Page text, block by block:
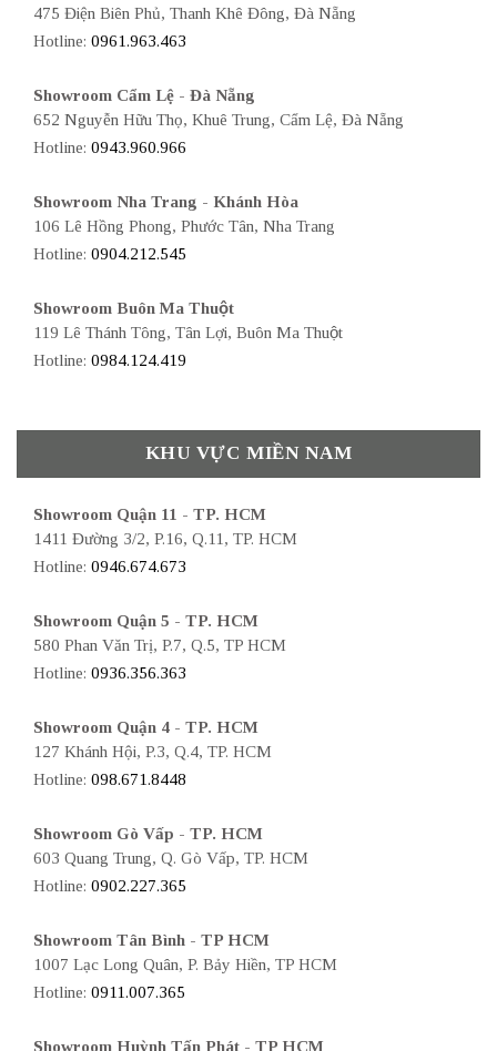
475 Điện Biên Phủ, Thanh Khê Đông, Đà Nẵng
Hotline: 0961.963.463
Showroom Cẩm Lệ - Đà Nẵng
652 Nguyễn Hữu Thọ, Khuê Trung, Cẩm Lệ, Đà Nẵng
Hotline: 0943.960.966
Showroom Nha Trang - Khánh Hòa
106 Lê Hồng Phong, Phước Tân, Nha Trang
Hotline: 0904.212.545
Showroom Buôn Ma Thuột
119 Lê Thánh Tông, Tân Lợi, Buôn Ma Thuột
Hotline: 0984.124.419
KHU VỰC MIỀN NAM
Showroom Quận 11 - TP. HCM
1411 Đường 3/2, P.16, Q.11, TP. HCM
Hotline: 0946.674.673
Showroom Quận 5 - TP. HCM
580 Phan Văn Trị, P.7, Q.5, TP HCM
Hotline: 0936.356.363
Showroom Quận 4 - TP. HCM
127 Khánh Hội, P.3, Q.4, TP. HCM
Hotline: 098.671.8448
Showroom Gò Vấp - TP. HCM
603 Quang Trung, Q. Gò Vấp, TP. HCM
Hotline: 0902.227.365
Showroom Tân Bình - TP HCM
1007 Lạc Long Quân, P. Bảy Hiền, TP HCM
Hotline: 0911.007.365
Showroom Huỳnh Tấn Phát - TP HCM